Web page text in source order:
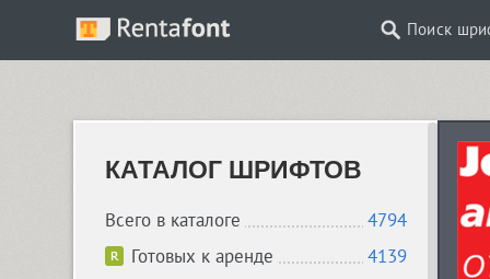
Поиск
КАТАЛОГ ШРИФТОВ
Всего в каталоге
4794
Готовых к аренде
4139